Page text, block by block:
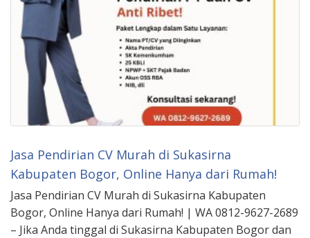
Jasa Pendirian CV Murah di Sukasirna
Kabupaten Bogor, Online Hanya dari Rumah!
Jasa Pendirian CV Murah di Sukasirna Kabupaten
Bogor, Online Hanya dari Rumah! | WA 0812-9627-2689
– Jika Anda tinggal di Sukasirna Kabupaten Bogor dan